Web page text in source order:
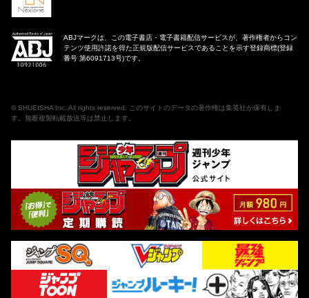
ABJマークは、この電子書店・電子書籍配信サービスが、著作権者からコン
テンツ使用許諾を得た正規版配信サービスであることを示す登録商標(登録
番号 第6091713号)です。
© SHUEISHA Inc . All rights reserved. このサイトのデータの著作権は集英社が保有しま
す。無断複製転載放送等は禁止します。